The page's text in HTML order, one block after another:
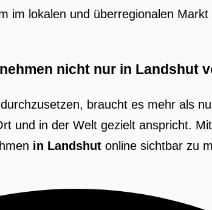
im loka­len und über­re­gio­na­len
nicht nur in Landshut
durchzusetzen, braucht es mehr als
und in der Welt gezielt anspricht.
in Landshut online sichtbar zu